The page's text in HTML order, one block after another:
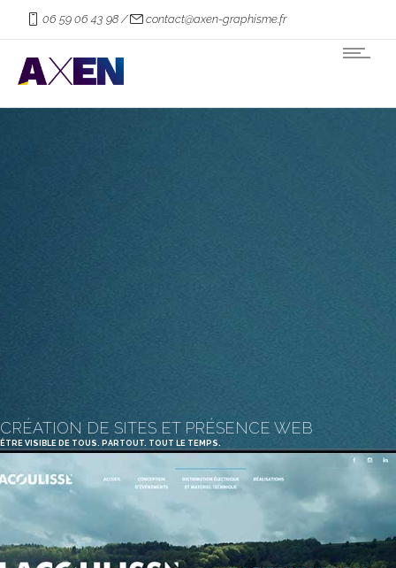
06 59 06 43 98 / contact@axen-graphisme.fr
ÊTRE VISIBLE DE TOUS. PARTOUT. TOUT LE TEMPS.
CRÉATION DE SITES ET PRÉSENCE WEB